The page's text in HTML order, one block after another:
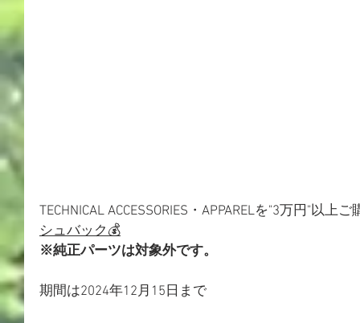
TECHNICAL ACCESSORIES・APPARELを"3万円"以上
シュバック💰
※純正パーツは対象外です。
期間は2024年12月15日まで